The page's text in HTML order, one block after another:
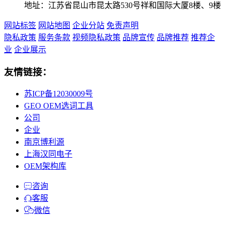
地址：江苏省昆山市昆太路530号祥和国际大厦8楼、9楼
网站标签 网站地图 企业分站 免责声明
隐私政策 服务条款 视频隐私政策 品牌宣传 品牌推荐 推荐企
业 企业展示
友情链接：
苏ICP备12030009号
GEO OEM选词工具
公司
企业
南京博利源
上海汉同电子
OEM架构库
咨询
客服
微信